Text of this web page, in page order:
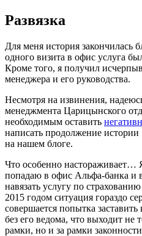
Развязка
Для меня история закончилась
одного визита в офис услуга
Кроме того, я получил
менеджера и его руководства.
Несмотря на извинения,
менеджмента Царицынского
необходимым оставить
написать продолжение истории
на нашем блоге.
Что особенно настораживает…
попадаю в офис Альфа-банка и
навязать услугу по
2015 годом ситуация гораздо
совершается попытка
без его ведома, что выходит не
рамки, но и за рамки